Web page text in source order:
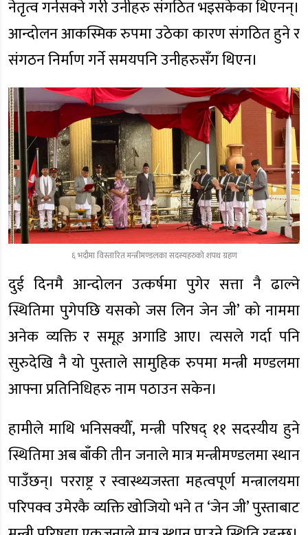
नेतृत्व गर्नसक्ने गरी उनीहरु संगठित भइसकेका थिएनन्।
आन्दोलन आकस्मिक रुपमा उठेका कारण संगठित हुने र
संगठन निर्माण गर्ने समयपनि उनीहरुसँग थिएन।
६ भदौमा विस्तारित मन्त्रीमण्डलका सदस्यहरुको शपथ ग्रहण
दुई दिनमै आन्दोलन उत्कर्षमा पुगेर सत्ता नै ढाल्ने
स्थितिमा पुगेपछि यसको जस लिन जेन जी’ को नाममा
अनेक व्यक्ति र समूह अगाडि आए। त्यसले गर्दा पनि
सुरुदेखि नै यो पुस्ताले सामुहिक रुपमा मन्त्री मण्डलमा
आफ्ना प्रतिनिधिहरु नाम पठाउन सकेन।
हामीले माथि भनिसक्यौँ, मन्त्री परिषद् ११ सदस्यीय हुने
स्थितिमा अब बाँकी तीन जनाले मात्र मन्त्रीमण्डलमा स्थान
पाउँछन्। परराष्ट्र र स्वास्थ्यजस्ता महत्वपूर्ण मन्त्रालयमा
परिपक्व उमेरकै व्यक्ति खोजियो भने त ‘जेन जी’ पुस्ताबाट